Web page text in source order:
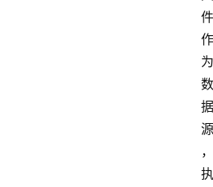
件
作
为
数
据
源
，
执